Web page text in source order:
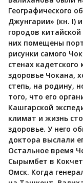
Географического
Джунгарии» (кн. I)
городов
них помещены
рисунки самого
стенах
здоровье Чокана,
степь, на родину,
того, что его
Кашгарской
климат и жизнь
здоровье. У него
доктора выслали
Остальное время
Сырымбет в
Омск. Когда